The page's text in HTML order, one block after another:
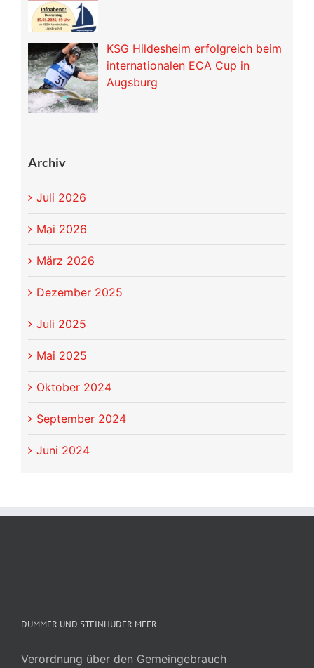
KSG Hildesheim erfolgreich beim
internationalen ECA Cup in
Augsburg
Archiv
Juli 2026
Mai 2026
März 2026
Dezember 2025
Juli 2025
Mai 2025
Oktober 2024
September 2024
Juni 2024
DÜMMER UND STEINHUDER MEER
Verordnung über den Gemeingebrauch